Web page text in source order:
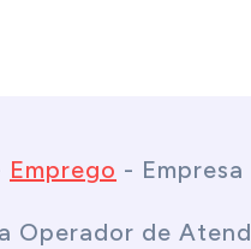
Emprego -
Operador de